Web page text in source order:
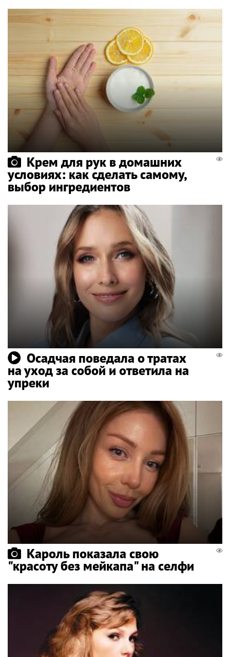
Крем для рук в домашних
условиях: как сделать самому,
выбор ингредиентов
Осадчая поведала о тратах
на уход за собой и ответила на
упреки
Кароль показала свою
"красоту без мейкапа" на селфи